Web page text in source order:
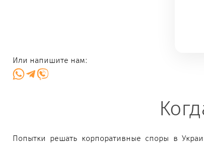
Или напишите нам:
Попытки решать корпоративные споры в